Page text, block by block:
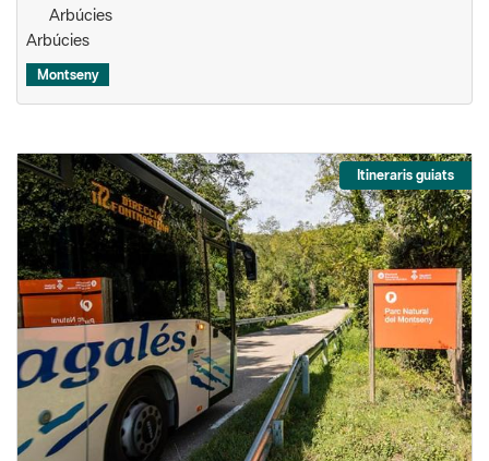
Arbúcies
Arbúcies
Montseny
Itineraris guiats